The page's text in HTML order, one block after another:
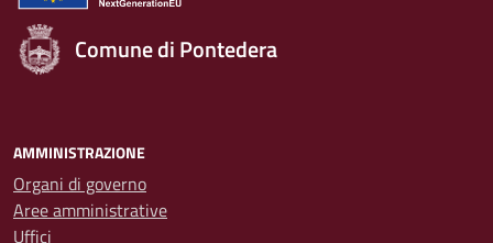
Comune di Pontedera
AMMINISTRAZIONE
Organi di governo
Aree amministrative
Uffici